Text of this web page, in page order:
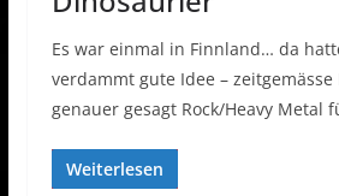
Es war einmal in Finnland… da
verdammt gute Idee –
genauer gesagt Rock/Heavy Metal
Weiterlesen